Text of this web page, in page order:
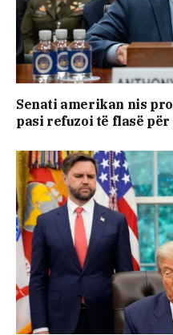
Senati amerikan nis
pasi refuzoi të flasë për